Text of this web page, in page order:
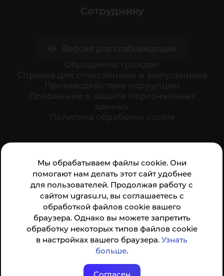
Мы обрабатываем файлы cookie. Они
помогают нам делать этот сайт удобнее
для пользователей. Продолжая работу с
сайтом ugrasu.ru, вы соглашаетесь с
обработкой файлов cookie вашего
браузера. Однако вы можете запретить
обработку некоторых типов файлов cookie
в настройках вашего браузера.Узнать
больше.
Сотруднику
организации:
Анкета доступна по QR-коду, а так же по прямой
ссылке